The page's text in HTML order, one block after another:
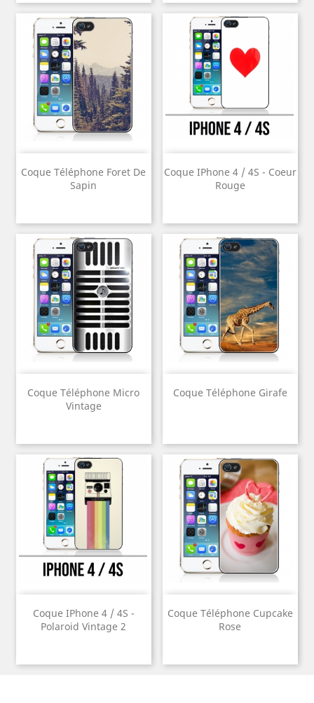
Coque Téléphone Foret De
Sapin
Coque IPhone 4 / 4S - Coeur
Rouge
Coque Téléphone Micro
Vintage
Coque Téléphone Girafe
Coque IPhone 4 / 4S -
Polaroid Vintage 2
Coque Téléphone Cupcake
Rose